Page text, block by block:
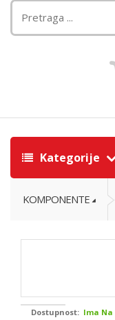
Kategorije
KOMPONENTE
Dostupnost: Ima